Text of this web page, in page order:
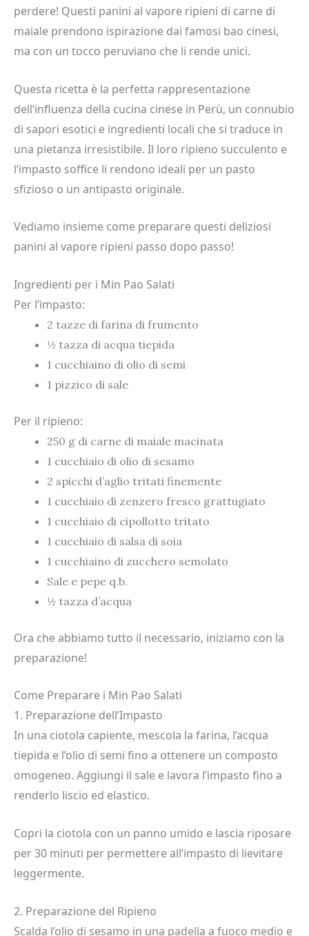
perdere! Questi panini al vapore ripieni di carne di
maiale prendono ispirazione dai famosi bao cinesi,
ma con un tocco peruviano che li rende unici.
Questa ricetta è la perfetta rappresentazione
dell’influenza della cucina cinese in Perù, un connubio
di sapori esotici e ingredienti locali che si traduce in
una pietanza irresistibile. Il loro ripieno succulento e
l’impasto soffice li rendono ideali per un pasto
sfizioso o un antipasto originale.
Vediamo insieme come preparare questi deliziosi
panini al vapore ripieni passo dopo passo!
Ingredienti per i Min Pao Salati
Per l’impasto:
2 tazze di farina di frumento
½ tazza di acqua tiepida
1 cucchiaino di olio di semi
1 pizzico di sale
Per il ripieno:
250 g di carne di maiale macinata
1 cucchiaio di olio di sesamo
2 spicchi d’aglio tritati finemente
1 cucchiaio di zenzero fresco grattugiato
1 cucchiaio di cipollotto tritato
1 cucchiaio di salsa di soia
1 cucchiaino di zucchero semolato
Sale e pepe q.b.
½ tazza d’acqua
Ora che abbiamo tutto il necessario, iniziamo con la
preparazione!
Come Preparare i Min Pao Salati
1. Preparazione dell’Impasto
In una ciotola capiente, mescola la farina, l’acqua
tiepida e l’olio di semi fino a ottenere un composto
omogeneo. Aggiungi il sale e lavora l’impasto fino a
renderlo liscio ed elastico.
Copri la ciotola con un panno umido e lascia riposare
per 30 minuti per permettere all’impasto di lievitare
leggermente.
2. Preparazione del Ripieno
Scalda l’olio di sesamo in una padella a fuoco medio e